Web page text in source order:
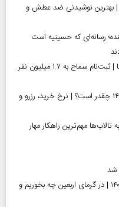
| بهترین نوشیدنی ضد عطش و
رسانه‌ای که حسینیه است
آغاز رسمی برنامه‌های اربعین ۱۴۰۵ در مرز‌ها | ثبت‌نام سماح به ۱.۷ میلیون نفر
قیمت قبر در بهشت زهرا (س) در سال ۱۴۰۵ چقدر است؟ | نرخ خرید، رزرو و
مهم‌ترین راهکار مهار
شد
توصیه‌های تغذیه‌ای برای زائران اربعین ۱۴۰۵ | در گرمای اربعین چه بخوریم و